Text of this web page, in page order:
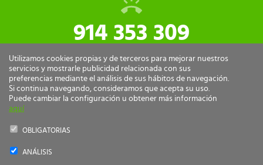
914 353 309
tiendaonline@ecologicaldrive.com
Utilizamos cookies propias y de terceros para mejorar nuestros
servicios y mostrarle publicidad relacionada con sus
preferencias mediante el análisis de sus hábitos de navegación.
Si continua navegando, consideramos que acepta su uso.
Puede cambiar la configuración u obtener más información
aquí
OBLIGATORIAS
ANÁLISIS